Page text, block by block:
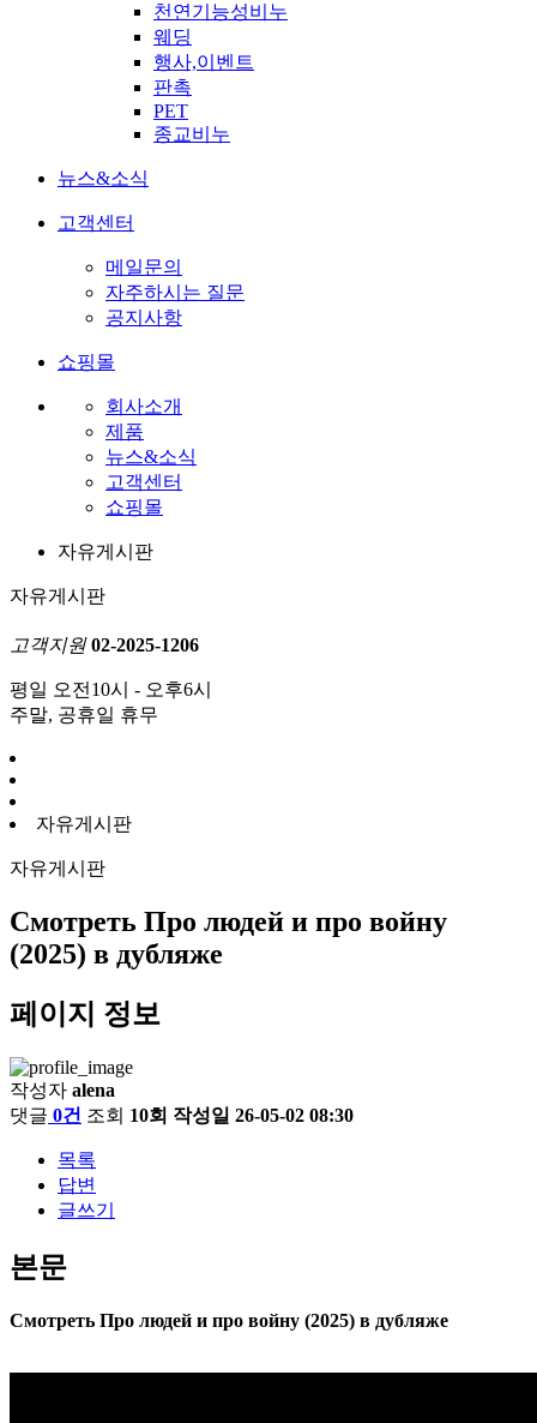
천연기능성비누
웨딩
행사,이벤트
판촉
PET
종교비누
뉴스&소식
고객센터
메일문의
자주하시는 질문
공지사항
쇼핑몰
회사소개
제품
뉴스&소식
고객센터
쇼핑몰
자유게시판
자유게시판
고객지원 02-2025-1206
평일 오전10시 - 오후6시
주말, 공휴일 휴무
자유게시판
자유게시판
Смотреть Про людей и про войну
(2025) в дубляже
페이지 정보
작성자 alena
댓글 0건 조회 10회 작성일 26-05-02 08:30
목록
답변
글쓰기
본문
Смотреть Про людей и про войну (2025) в дубляже